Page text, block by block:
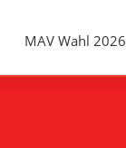
MAV Wahl 2026